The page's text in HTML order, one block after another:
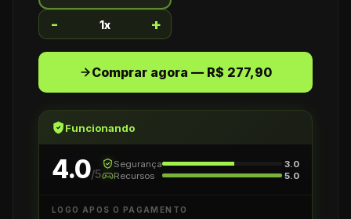
- 1x +
Comprar agora — R$ 277,90
Funcionando
4.0/5
Segurança
3.0
Recursos
5.0
LOGO APOS O PAGAMENTO